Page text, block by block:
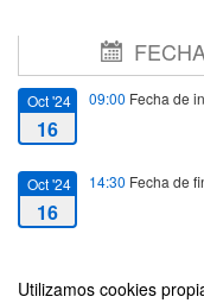
Utilizamos cookies
Oct '24
16
09:00 Fecha de
Oct '24
16
14:30 Fecha de